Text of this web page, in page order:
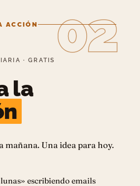
02
ACCIÓN
· GRATIS
la
mañana. Una idea para hoy.
escribiendo emails